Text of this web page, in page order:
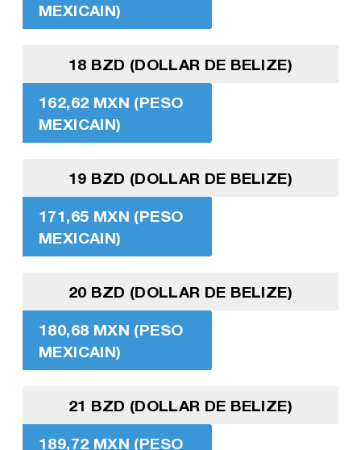
MEXICAIN)
18 BZD (DOLLAR DE BELIZE)
162,62 MXN (PESO
MEXICAIN)
19 BZD (DOLLAR DE BELIZE)
171,65 MXN (PESO
MEXICAIN)
20 BZD (DOLLAR DE BELIZE)
180,68 MXN (PESO
MEXICAIN)
21 BZD (DOLLAR DE BELIZE)
189,72 MXN (PESO